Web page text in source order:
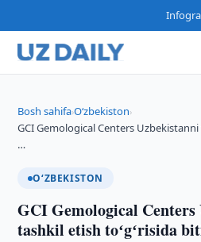
Bosh sahifa›O‘zbekiston›
GCI Gemological Centers
…
O‘ZBEKISTON
GCI Gemological
tashkil etish toʻgʻrisida